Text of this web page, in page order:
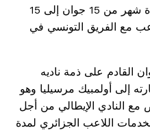
للاعب الجزائري مقابل إعارة لمدة شهر من 15 جوان إلى 15
اللاعب مع الفريق التونسي في
اللاعب بداية من 30 جوان القادم على ذمة ناديه
إلى أولمبيك مرسيليا وهو
النادي الإيطالي من أجل
اللاعب الجزائري لمدة